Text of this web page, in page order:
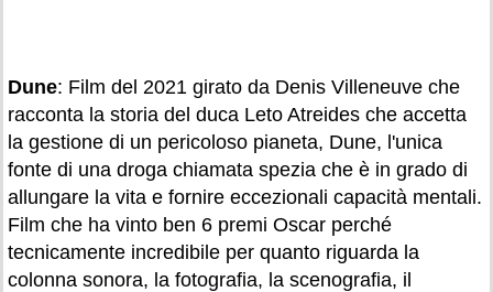
Dune: Film del 2021 girato da Denis Villeneuve che
racconta la storia del duca Leto Atreides che accetta
la gestione di un pericoloso pianeta, Dune, l'unica
fonte di una droga chiamata spezia che è in grado di
allungare la vita e fornire eccezionali capacità mentali.
Film che ha vinto ben 6 premi Oscar perché
tecnicamente incredibile per quanto riguarda la
colonna sonora, la fotografia, la scenografia, il